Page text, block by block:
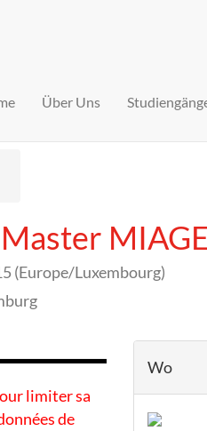
Über Uns
MIAGE
(Europe/Luxembourg)
limiter sa
de
Wo